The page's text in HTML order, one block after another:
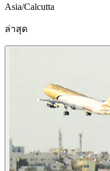
Asia/Calcutta
ล่าสุด